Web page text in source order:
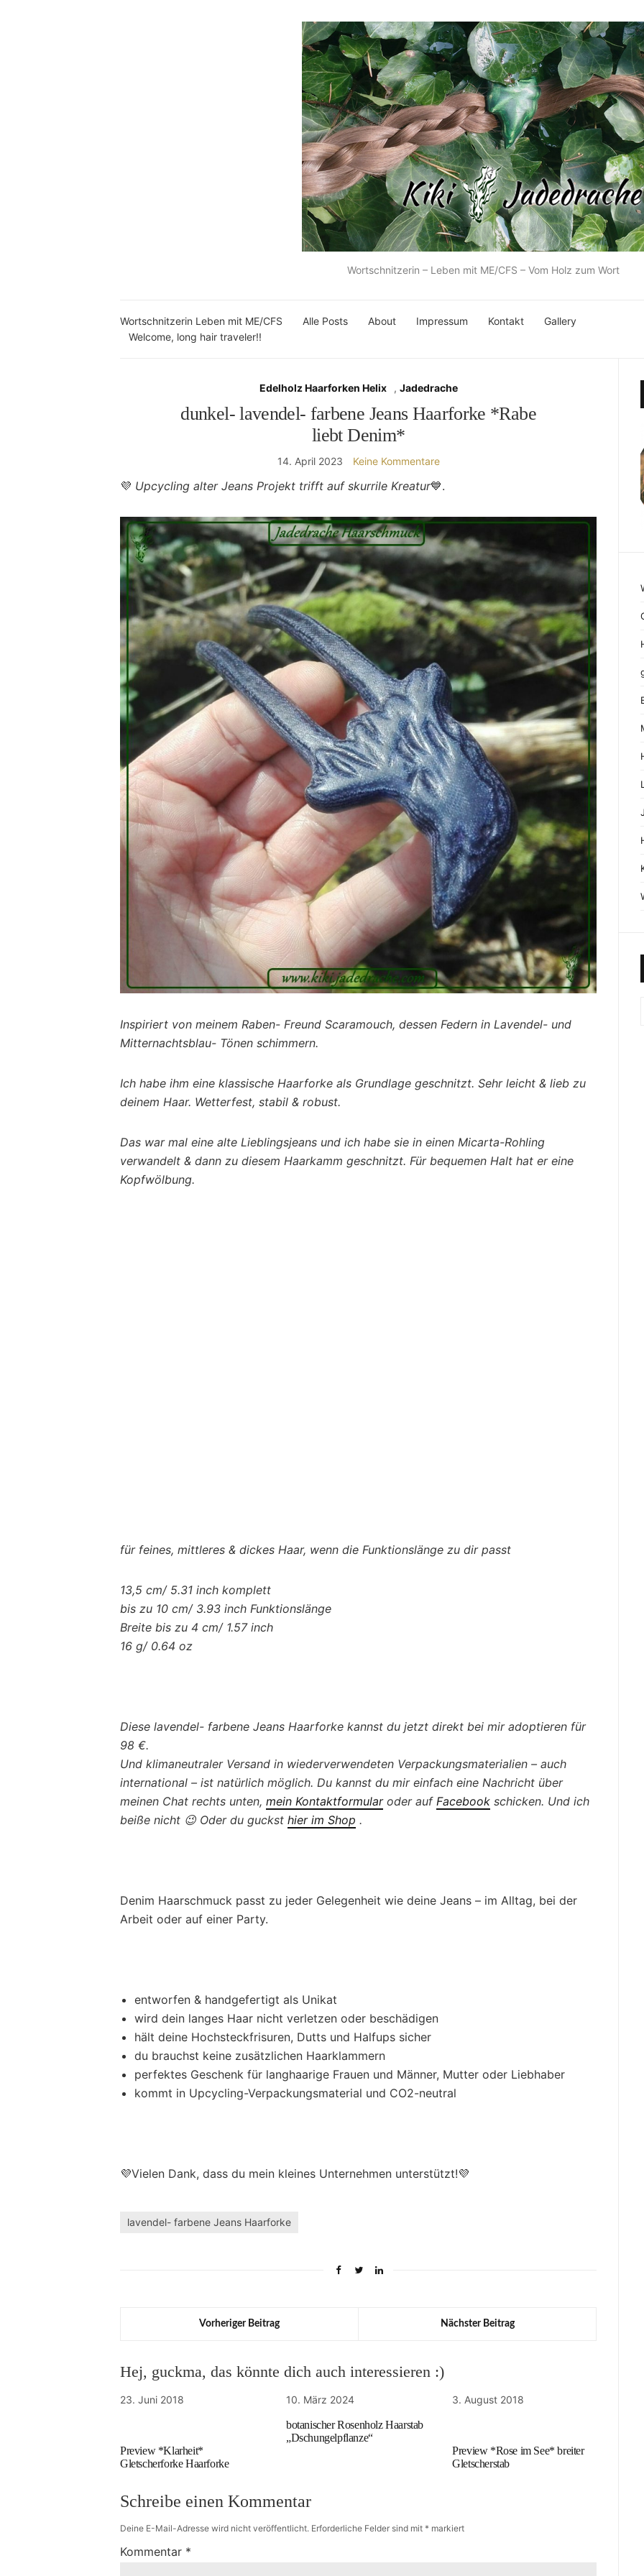
Wortschnitzerin – Leben mit ME/CFS – Vom Holz zum Wort
Wortschnitzerin Leben mit ME/CFS Alle Posts About Impressum Kontakt
Gallery
Welcome, long hair traveler!!
Edelholz Haarforken Helix , Jadedrache
dunkel- lavendel- farbene Jeans Haarforke *Rabe
liebt Denim*
14. April 2023 Keine Kommentare
💜 Upcycling alter Jeans Projekt trifft auf skurrile Kreatur💙.
Inspiriert von meinem Raben- Freund Scaramouch, dessen Federn in Lavendel- und
Mitternachtsblau- Tönen schimmern.
Ich habe ihm eine klassische Haarforke als Grundlage geschnitzt. Sehr leicht & lieb zu
deinem Haar. Wetterfest, stabil & robust.
Das war mal eine alte Lieblingsjeans und ich habe sie in einen Micarta-Rohling
verwandelt & dann zu diesem Haarkamm geschnitzt. Für bequemen Halt hat er eine
Kopfwölbung.
für feines, mittleres & dickes Haar, wenn die Funktionslänge zu dir passt
13,5 cm/ 5.31 inch komplett
bis zu 10 cm/ 3.93 inch Funktionslänge
Breite bis zu 4 cm/ 1.57 inch
16 g/ 0.64 oz
Diese lavendel- farbene Jeans Haarforke kannst du jetzt direkt bei mir adoptieren für
98 €.
Und klimaneutraler Versand in wiederverwendeten Verpackungsmaterialien – auch
international – ist natürlich möglich. Du kannst du mir einfach eine Nachricht über
meinen Chat rechts unten, mein Kontaktformularoder auf Facebook schicken. Und ich
beiße nicht 😉 Oder du guckst hier im Shop .
Denim Haarschmuck passt zu jeder Gelegenheit wie deine Jeans – im Alltag, bei der
Arbeit oder auf einer Party.
entworfen & handgefertigt als Unikat
wird dein langes Haar nicht verletzen oder beschädigen
hält deine Hochsteckfrisuren, Dutts und Halfups sicher
du brauchst keine zusätzlichen Haarklammern
perfektes Geschenk für langhaarige Frauen und Männer, Mutter oder Liebhaber
kommt in Upcycling-Verpackungsmaterial und CO2-neutral
💜Vielen Dank, dass du mein kleines Unternehmen unterstützt!💜
lavendel- farbene Jeans Haarforke
Vorheriger Beitrag Nächster Beitrag
Hej, guckma, das könnte dich auch interessieren :)
23. Juni 2018
Preview *Klarheit*
Gletscherforke Haarforke
10. März 2024
botanischer Rosenholz Haarstab
„Dschungelpflanze“
3. August 2018
Preview *Rose im See* breiter
Gletscherstab
Schreibe einen Kommentar
Deine E-Mail-Adresse wird nicht veröffentlicht. Erforderliche Felder sind mit * markiert
Kommentar *